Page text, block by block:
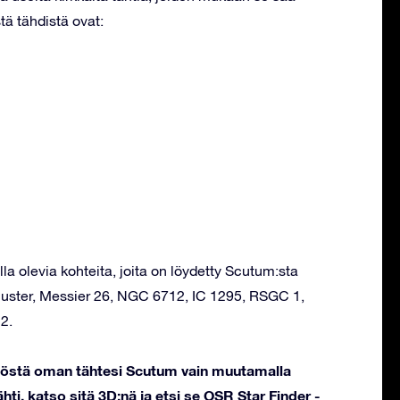
tähdistä ovat:
olevia kohteita, joita on löydetty Scutum:sta
Messier 26, NGC 6712, IC 1295, RSGC 1,
oman tähtesi Scutum vain muutamalla
katso sitä 3D:nä ja etsi se OSR Star Finder -